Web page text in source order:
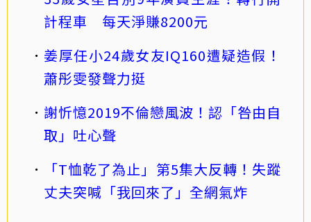
計程車 每天淨賺8200元
姜厚任小24歲女友IQ160遭疑造假！
蕭彤雯發聲力挺
謝忻憶2019不倫戀風波！認「咎由自
取」吐心聲
「T恤乾了為止」第5集大反轉！失蹤
丈夫突喊「我回來了」全網氣炸